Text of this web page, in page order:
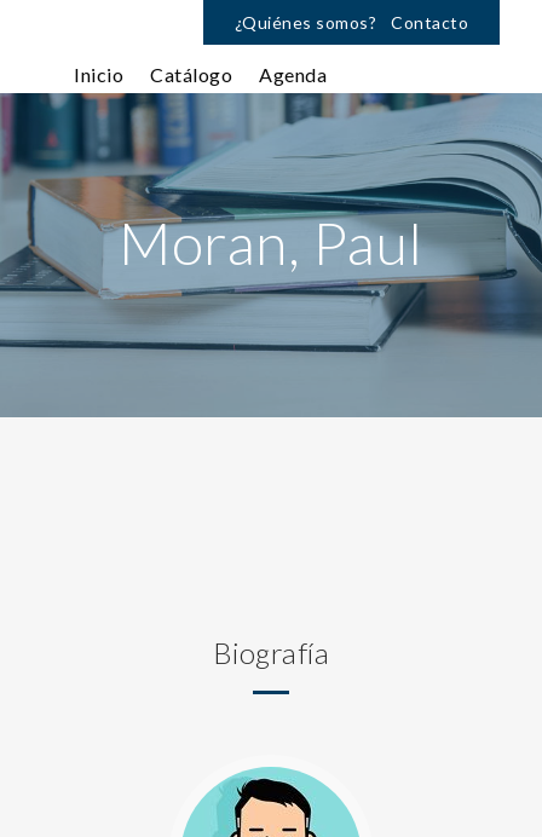
¿Quiénes somos? Contacto
Inicio Catálogo Agenda
Moran, Paul
Biografía